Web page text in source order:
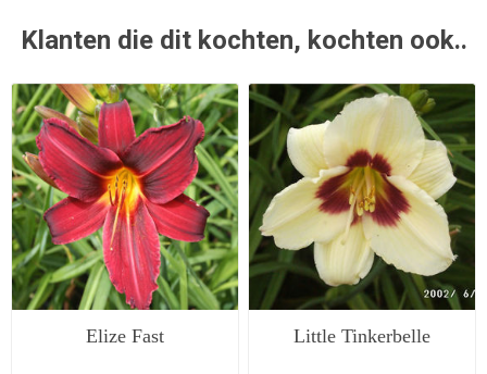
Klanten die dit kochten, kochten ook..
Elize Fast Little Tinkerbelle